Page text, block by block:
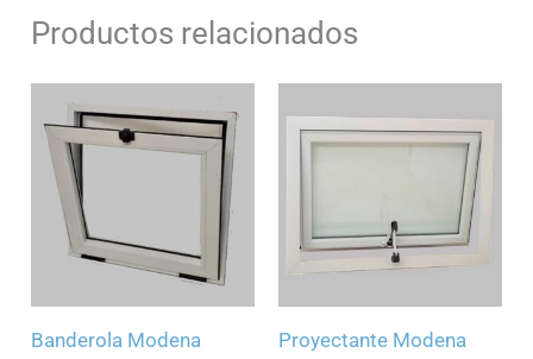
Productos relacionados
Banderola Modena
Proyectante Modena